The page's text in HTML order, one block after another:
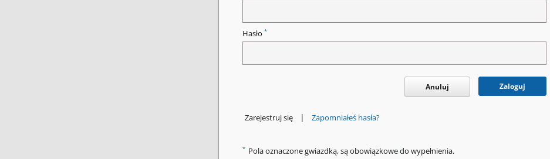
Hasło *
Anuluj Zaloguj
Zarejestruj się | Zapomniałeś hasła?
* Pola oznaczone gwiazdką, są obowiązkowe do wypełnienia.